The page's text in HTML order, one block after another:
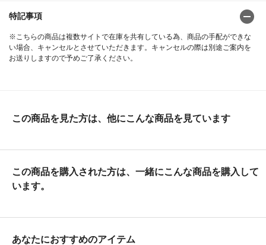
特記事項
※こちらの商品は複数サイトで在庫を共有している為、商品の手配ができな
い場合、キャンセルとさせていただきます。キャンセルの際は別途ご案内を
お送りしますので予めご了承ください。
この商品を見た方は、他にこんな商品を見ています
この商品を購入された方は、一緒にこんな商品を購入して
います。
あなたにおすすめのアイテム